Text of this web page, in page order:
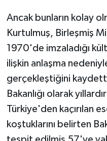
Ancak bunların kolay
Kurtulmuş, Birleşmiş
1970'de imzaladığı
ilişkin anlaşma
gerçekleştiğini
Bakanlığı olarak
Türkiye'den kaçırılan
koştuklarını belirten